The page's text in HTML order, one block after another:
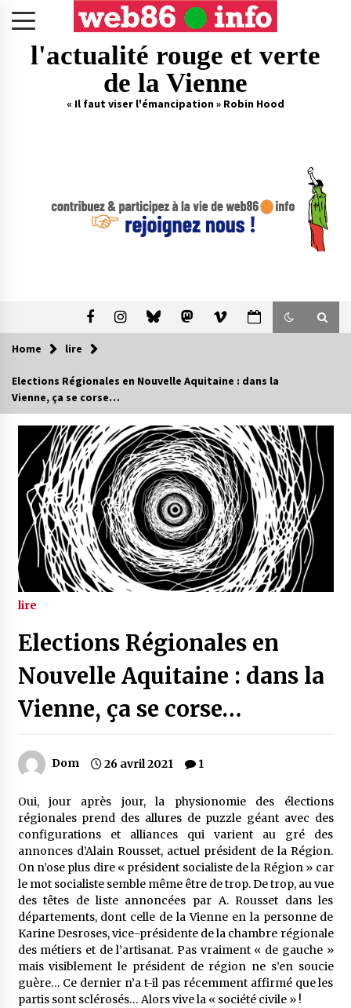
l'actualité rouge et verte
de la Vienne
« Il faut viser l'émancipation » Robin Hood
Home lire
Elections Régionales en Nouvelle Aquitaine : dans la
Vienne, ça se corse…
lire
Elections Régionales en
Nouvelle Aquitaine : dans la
Vienne, ça se corse…
Dom 26 avril 2021 1
Oui, jour après jour, la physionomie des élections
régionales prend des allures de puzzle géant avec des
configurations et alliances qui varient au gré des
annonces d’Alain Rousset, actuel président de la Région.
On n’ose plus dire « président socialiste de la Région » car
le mot socialiste semble même être de trop. De trop, au vue
des têtes de liste annoncées par A. Rousset dans les
départements, dont celle de la Vienne en la personne de
Karine Desroses, vice-présidente de la chambre régionale
des métiers et de l’artisanat. Pas vraiment « de gauche »
mais visiblement le président de région ne s’en soucie
guère… Ce dernier n’a t-il pas récemment affirmé que les
partis sont sclérosés… Alors vive la « société civile » !